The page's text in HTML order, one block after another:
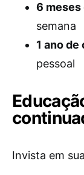
6 meses
semana
1 ano
pessoal
Invista em